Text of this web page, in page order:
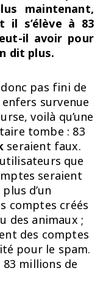
maintenant,
il s’élève à 83
il avoir pour
dit plus.
donc pas fini de
survenue
voilà qu’une
tombe : 83
seraient faux.
que
seraient
d’un
comptes créés
des animaux ;
des comptes
pour le spam.
millions de